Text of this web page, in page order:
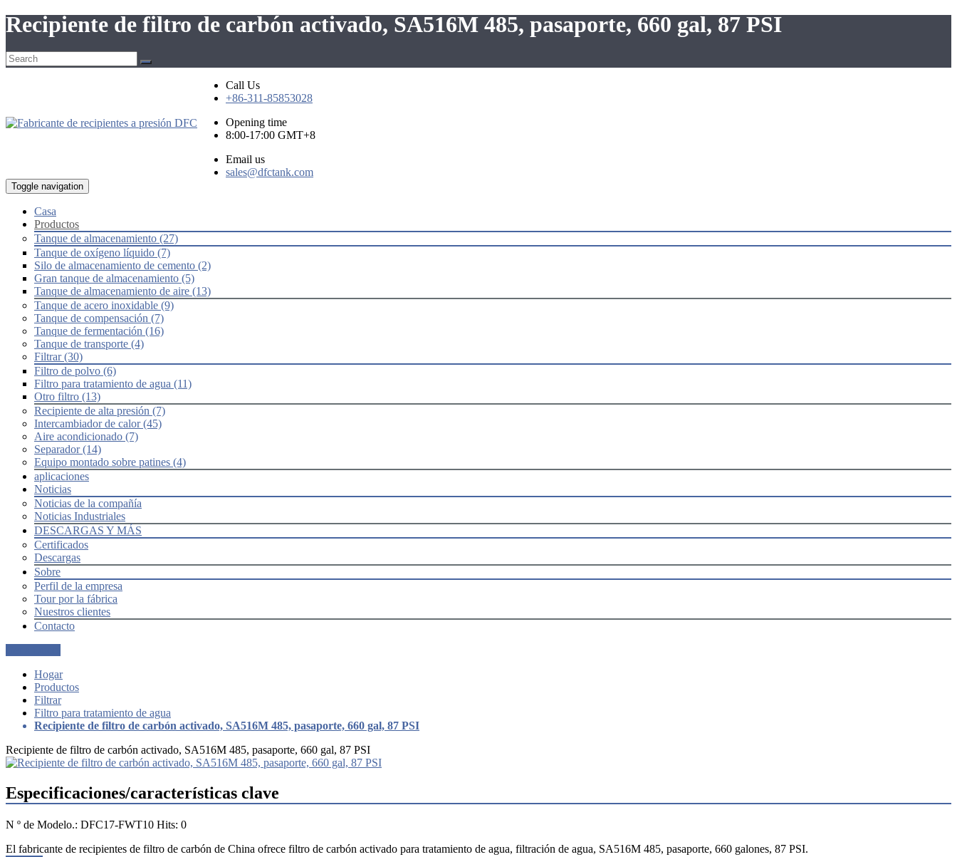
Recipiente de filtro de carbón activado, SA516M 485, pasaporte, 660 gal, 87 PSI
Call Us
+86-311-85853028
Opening time
8:00-17:00 GMT+8
Email us
sales@dfctank.com
Toggle navigation
Casa
Productos
Tanque de almacenamiento (27)
Tanque de oxígeno líquido (7)
Silo de almacenamiento de cemento (2)
Gran tanque de almacenamiento (5)
Tanque de almacenamiento de aire (13)
Tanque de acero inoxidable (9)
Tanque de compensación (7)
Tanque de fermentación (16)
Tanque de transporte (4)
Filtrar (30)
Filtro de polvo (6)
Filtro para tratamiento de agua (11)
Otro filtro (13)
Recipiente de alta presión (7)
Intercambiador de calor (45)
Aire acondicionado (7)
Separador (14)
Equipo montado sobre patines (4)
aplicaciones
Noticias
Noticias de la compañía
Noticias Industriales
DESCARGAS Y MÁS
Certificados
Descargas
Sobre
Perfil de la empresa
Tour por la fábrica
Nuestros clientes
Contacto
Hogar
Productos
Filtrar
Filtro para tratamiento de agua
Recipiente de filtro de carbón activado, SA516M 485, pasaporte, 660 gal, 87 PSI
Recipiente de filtro de carbón activado, SA516M 485, pasaporte, 660 gal, 87 PSI
Especificaciones/características clave
N º de Modelo.: DFC17-FWT10 Hits: 0
El fabricante de recipientes de filtro de carbón de China ofrece filtro de carbón activado para tratamiento de agua, filtración de agua, SA516M 485, pasaporte, 660 galones, 87 PSI.